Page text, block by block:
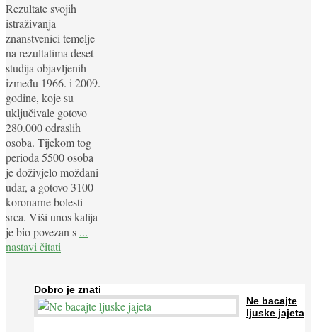
Rezultate svojih
istraživanja
znanstvenici temelje
na rezultatima deset
studija objavljenih
između 1966. i 2009.
godine, koje su
uključivale gotovo
280.000 odraslih
osoba. Tijekom tog
perioda 5500 osoba
je doživjelo moždani
udar, a gotovo 3100
koronarne bolesti
srca. Viši unos kalija
je bio povezan s ...
nastavi čitati
Dobro je znati
Ne bacajte
ljuske jajeta